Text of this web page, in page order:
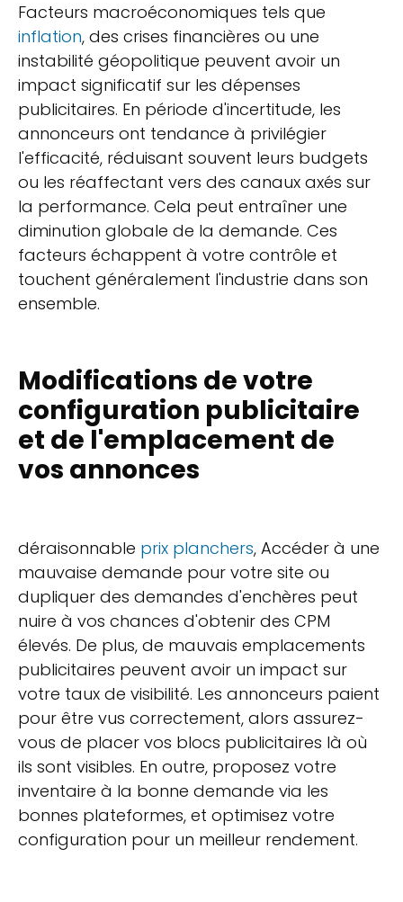
Facteurs macroéconomiques tels que
inflation, des crises financières ou une
instabilité géopolitique peuvent avoir un
impact significatif sur les dépenses
publicitaires. En période d'incertitude, les
annonceurs ont tendance à privilégier
l'efficacité, réduisant souvent leurs budgets
ou les réaffectant vers des canaux axés sur
la performance. Cela peut entraîner une
diminution globale de la demande. Ces
facteurs échappent à votre contrôle et
touchent généralement l'industrie dans son
ensemble.
Modifications de votre
configuration publicitaire
et de l'emplacement de
vos annonces
déraisonnable prix planchers, Accéder à une
mauvaise demande pour votre site ou
dupliquer des demandes d'enchères peut
nuire à vos chances d'obtenir des CPM
élevés. De plus, de mauvais emplacements
publicitaires peuvent avoir un impact sur
votre taux de visibilité. Les annonceurs paient
pour être vus correctement, alors assurez-
vous de placer vos blocs publicitaires là où
ils sont visibles. En outre, proposez votre
inventaire à la bonne demande via les
bonnes plateformes, et optimisez votre
configuration pour un meilleur rendement.